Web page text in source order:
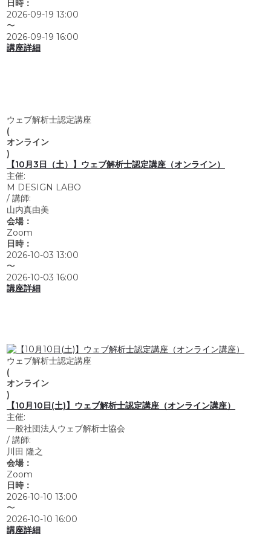
日時：
2026-09-19 13:00
〜
2026-09-19 16:00
講座詳細
ウェブ解析士認定講座
(
オンライン
)
【10月3日（土）】ウェブ解析士認定講座（オンライン）
主催:
M DESIGN LABO
/ 講師:
山内真由美
会場：
Zoom
日時：
2026-10-03 13:00
〜
2026-10-03 16:00
講座詳細
ウェブ解析士認定講座
(
オンライン
)
【10月10日(土)】ウェブ解析士認定講座（オンライン講座）
主催:
一般社団法人ウェブ解析士協会
/ 講師:
川田 隆之
会場：
Zoom
日時：
2026-10-10 13:00
〜
2026-10-10 16:00
講座詳細